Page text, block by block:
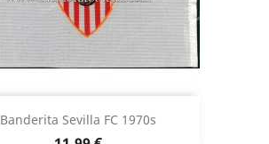
Banderita Sevilla FC 1970s